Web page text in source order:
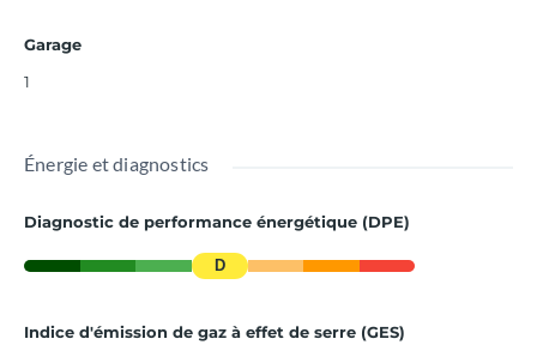
Garage
1
Énergie et diagnostics
Diagnostic de performance énergétique (DPE)
D
Indice d'émission de gaz à effet de serre (GES)